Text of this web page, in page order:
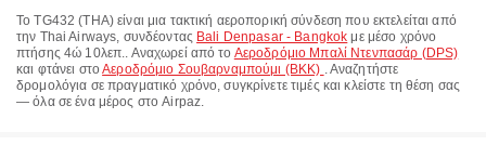
ΤοTG432 (THA) είναι μια τακτική αεροπορική σύνδεση που εκτελείται από
την Thai Airways, συνδέοντας Bali Denpasar - Bangkok με μέσο χρόνο
πτήσης 4ώ 10λεπ.. Αναχωρεί από το Αεροδρόμιο Μπαλί Ντενπασάρ (DPS)
και φτάνει στοΑεροδρόμιο Σουβαρναμπούμι (BKK) . Αναζητήστε
δρομολόγια σε πραγματικό χρόνο, συγκρίνετε τιμές και κλείστε τη θέση σας
— όλα σε ένα μέρος στο Airpaz.